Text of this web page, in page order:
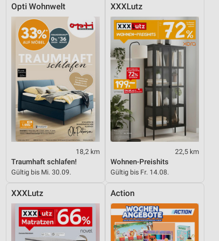
Opti Wohnwelt
18,2 km
Traumhaft schlafen!
Gültig bis Mi. 30.09.
XXXLutz
22,5 km
Wohnen-Preishits
Gültig bis Fr. 14.08.
XXXLutz Action